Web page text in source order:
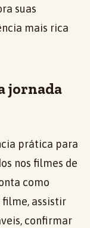
suas
mais rica
jornada
prática para
nos filmes de
como
filme, assistir
confirmar